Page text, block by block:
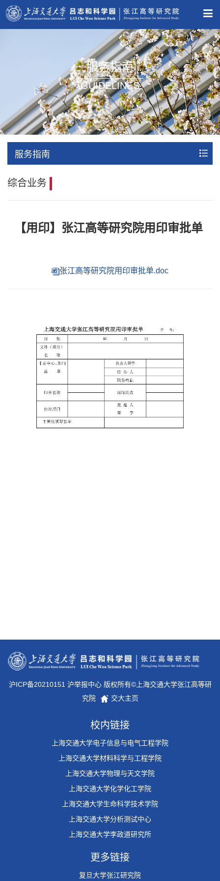
服务指南
GUIDELINES
服务指南
综合业务
【用印】张江高等研究院用印审批单
张江高等研究院用印审批单.doc
沪ICP备20210151 沪举报中心 版权所有©上海交通大学张江高等研
究院
交大主页
校内链接
上海交通大学电子信息与电气工程学院
上海交通大学材料科学与工程学院
上海交通大学物理与天文学院
上海交通大学化学化工学院
上海交通大学生命科学技术学院
上海交通大学分析测试中心
上海交通大学李政道研究所
更多链接
复旦大学张江研究院